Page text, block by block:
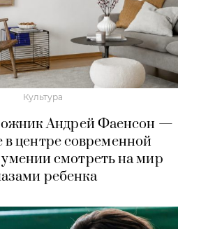
Культура
Андрей Фаенсон —
в центре современной
смотреть на мир
ребенка